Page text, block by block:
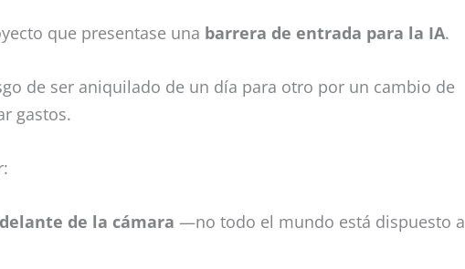
que presentase una barrera de entrada para la IA.
de ser aniquilado de un día para otro por un cambio de
gastos.
de la cámara —no todo el mundo está dispuesto a